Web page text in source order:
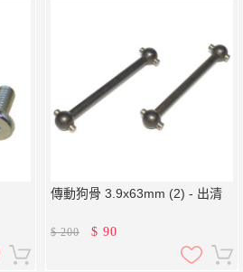
傳動狗骨 3.9x63mm (2) - 出清
$200 $ 90